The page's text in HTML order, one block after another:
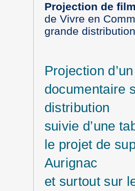
Projection de
de Vivre en
grande
Projection d’un
documentaire
distribution
suivie d’une
le projet de
Aurignac
et surtout sur